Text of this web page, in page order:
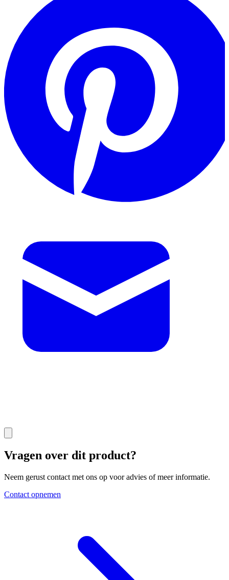
Vragen over dit product?
Neem gerust contact met ons op voor advies of meer informatie.
Contact opnemen